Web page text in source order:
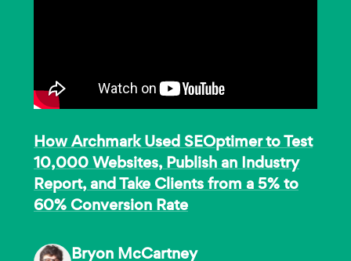
How Archmark Used SEOptimer to Test
10,000 Websites, Publish an Industry
Report, and Take Clients from a 5% to
60% Conversion Rate
Bryon McCartney